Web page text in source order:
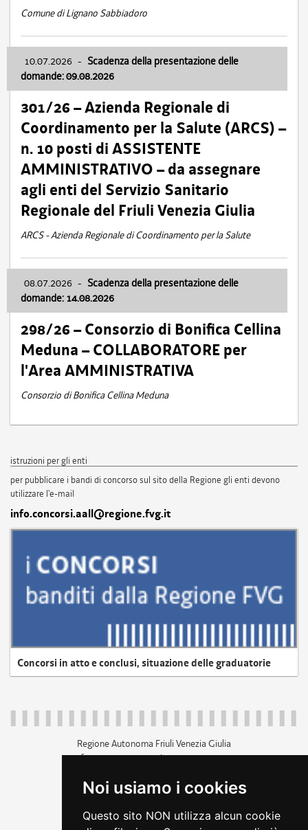
Noi usiamo i cookies
Questo sito NON utilizza alcun cookie
Comune di Lignano Sabbiadoro
10.07.2026 - Scadenza della presentazione delle
domande: 09.08.2026
301/26 – Azienda Regionale di
Coordinamento per la Salute (ARCS) –
n. 10 posti di ASSISTENTE
AMMINISTRATIVO – da assegnare
agli enti del Servizio Sanitario
Regionale del Friuli Venezia Giulia
ARCS - Azienda Regionale di Coordinamento per la Salute
08.07.2026 - Scadenza della presentazione delle
domande: 14.08.2026
298/26 – Consorzio di Bonifica Cellina
Meduna – COLLABORATORE per
l'Area AMMINISTRATIVA
Consorzio di Bonifica Cellina Meduna
istruzioni per gli enti
per pubblicare i bandi di concorso sul sito della Regione gli enti devono
utilizzare l'e-mail
info.concorsi.aall@regione.fvg.it
Concorsi in atto e conclusi, situazione delle graduatorie
Regione Autonoma Friuli Venezia Giulia
c.f. 80014930327; p.iva 00526040324
+39 040 3771111